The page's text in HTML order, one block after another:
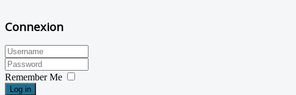
Connexion
Remember Me
Log in